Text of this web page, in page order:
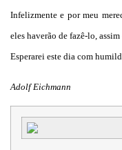
Infelizmente e por meu
eles haverão de fazê-lo,
Esperarei este dia com
Adolf Eichmann